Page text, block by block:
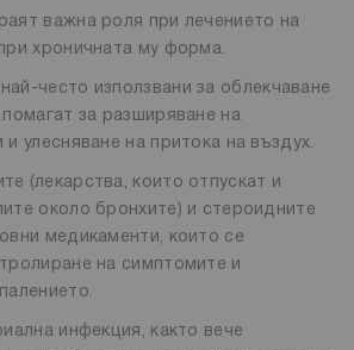
важна роля при лечението на
хроничната му форма.
често използвани за облекчаване
за разширяване на
и улесняване на притока на въздух.
(лекарства, които отпускат и
около бронхите) и стероидните
медикаменти, които се
на симптомите и
инфекция, както вече